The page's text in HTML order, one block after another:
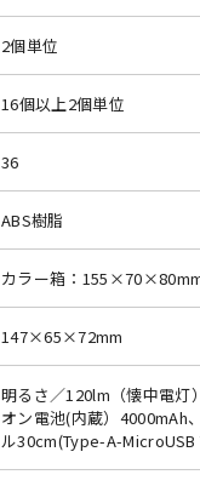
2個単位
16個以上2個単位
36
ABS樹脂
カラー箱：
147×65×72mm
明るさ／120lm（懐中電灯
オン電池(内蔵）4000mAh
ル30cm(Type-A-MicroUSB